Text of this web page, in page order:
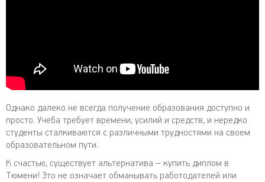
Однако далеко не всегда получение образования доступно и
просто. Учеба требует времени, усилий и средств, и нередко
студенты сталкиваются с различными трудностями на своем
образовательном пути.
К счастью, существует альтернатива – купить диплом в
Тюмени! Это не означает обманывать работодателей или